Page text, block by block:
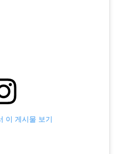
이 게시물 보기